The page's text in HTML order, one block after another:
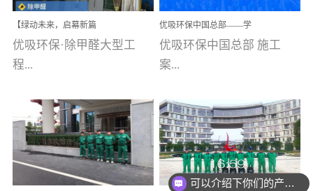
给自足，优吸公司于2015
在广州番禺区成功建立产
品线生产基地，工厂拥有
自动化生产设备和成熟的
选择源头源材料、严控产
品质量，我们每一批的生
产产品都经过严格的质检
程序；生产车间为优吸总
部和全国分支机构生产光
【绿动未来，启幕新篇
章】优吸环保中标深圳安
居乐寓，超大型工装室内
空气治理项目顺利启航，
优吸环保·除甲醛大型工
程...
案例【深圳安居乐寓】室
内空气治理项目深圳安居
乐寓 深圳市安居乐寓
为深圳安居集团旗下城...
优吸环保中国总部——学
校施工案例(节选)
优吸环保中国总部 施工
案...
例(学校工装节选)广州南沙
小学(珠江湾校区)项目地
址：广州市南沙区海滨路
南沙珠江湾江门市蓬江区